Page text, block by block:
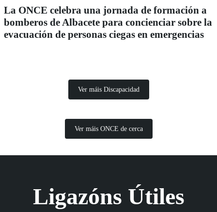
La ONCE celebra una jornada de formación a
bomberos de Albacete para concienciar sobre la
evacuación de personas ciegas en emergencias
Ver máis Discapacidad
Ver máis ONCE de cerca
Ligazóns Útiles